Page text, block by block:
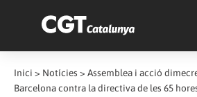
Inici > Notícies > Assemblea i acció
Barcelona contra la directiva de les 65